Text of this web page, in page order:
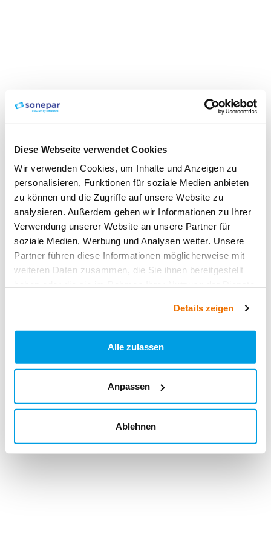
Diese Webseite verwendet Cookies
Wir verwenden Cookies, um Inhalte und Anzeigen zu
personalisieren, Funktionen für soziale Medien anbieten
zu können und die Zugriffe auf unsere Website zu
analysieren. Außerdem geben wir Informationen zu Ihrer
Verwendung unserer Website an unsere Partner für
soziale Medien, Werbung und Analysen weiter. Unsere
Partner führen diese Informationen möglicherweise mit
weiteren Daten zusammen, die Sie ihnen bereitgestellt
Details zeigen
Alle zulassen
Anpassen
Ablehnen